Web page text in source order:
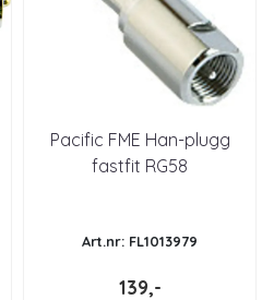
Pacific FME Han-plugg
fastfit RG58
Art.nr: FL1013979
139,-